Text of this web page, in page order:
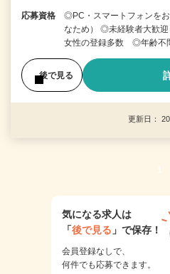
応募資格
◎PC・スマートフォンを
なため） ◎未経験者大歓
女性の登録多数 ◎年齢不
後で見る
更新日：
1
気になる求人は
「後で見る 」で保存！
会員登録なしで、
何件でも応募できます。